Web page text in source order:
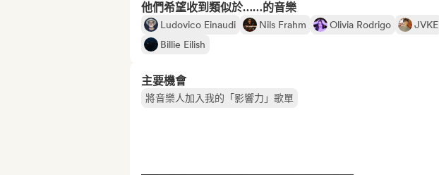
他們希望收到類似於……的音樂
Ludovico Einaudi Nils Frahm Olivia Rodrigo JVKE
Billie Eilish
主要機會
將音樂人加入我的「影響力」歌單